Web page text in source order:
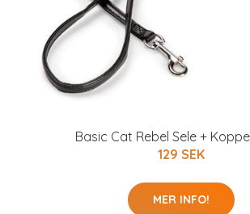
Basic Cat Rebel Sele +
129 SEK
MER INFO!